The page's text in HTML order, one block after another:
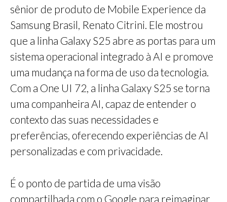
sênior de produto de Mobile Experience da
Samsung Brasil, Renato Citrini. Ele mostrou
que a linha Galaxy S25 abre as portas para um
sistema operacional integrado à AI e promove
uma mudança na forma de uso da tecnologia.
Com a One UI 72, a linha Galaxy S25 se torna
uma companheira AI, capaz de entender o
contexto das suas necessidades e
preferências, oferecendo experiências de AI
personalizadas e com privacidade.
É o ponto de partida de uma visão
compartilhada com o Google para reimaginar